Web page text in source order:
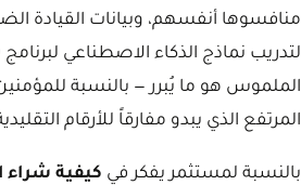
منافسوها أنفسهم، وبيانات القيادة
الملموس هو ما يُبرر — بالنسبة
المرتفع الذي يبدو مفارقاً للأرقام
بالنسبة لمستثمر يفكر في كيفية